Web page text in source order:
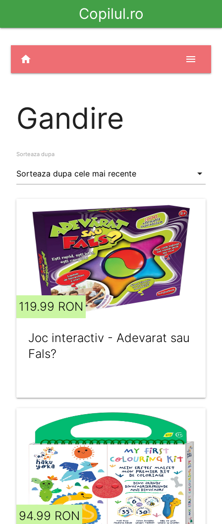
Copilul.ro
home menu
Gandire
Sorteaza dupa
119.99 RON
Joc interactiv - Adevarat sau
Fals?
94.99 RON